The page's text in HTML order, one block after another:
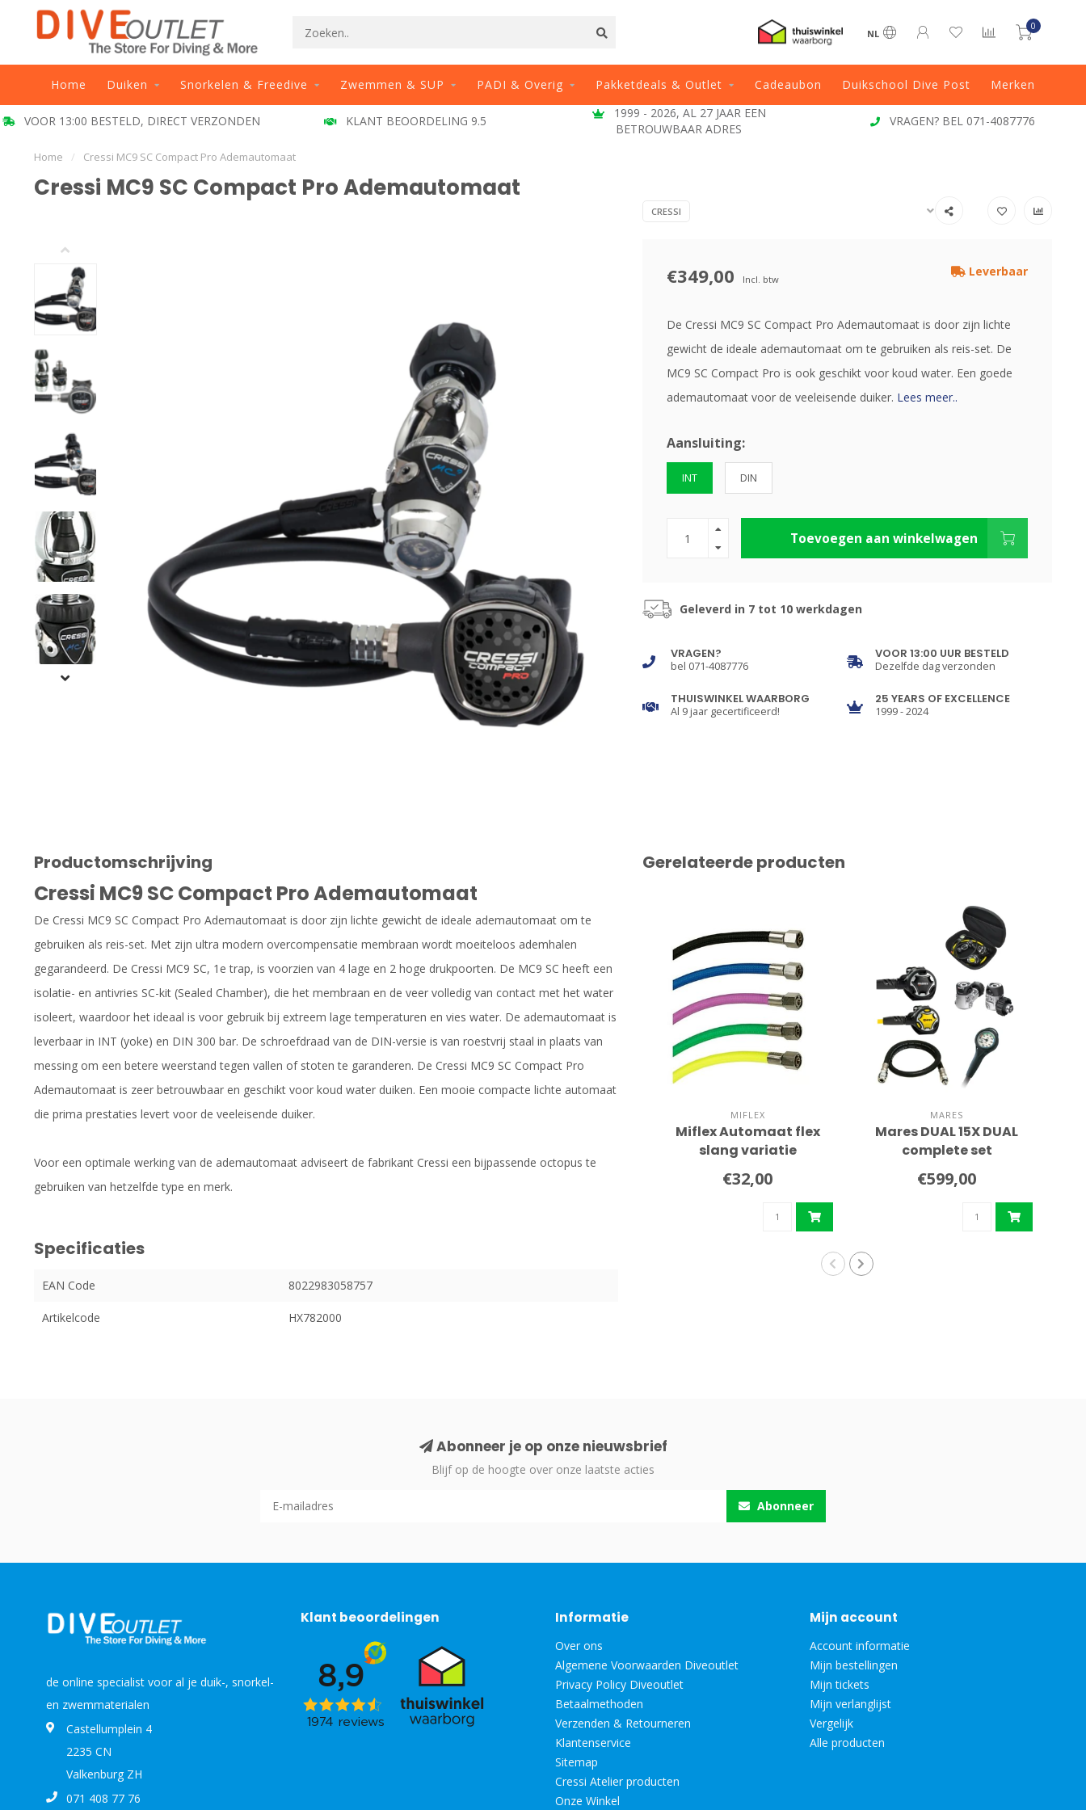
NL
0
Home Duiken Snorkelen & Freedive Zwemmen & SUP PADI & Overig Pakketdeals & Outlet Cadeaubon Duikschool Dive Post Merken
VOOR 13:00 BESTELD, DIRECT VERZONDEN KLANT BEOORDELING 9.5
1999 - 2026, AL 27 JAAR EEN
BETROUWBAAR ADRES
VRAGEN? BEL 071-4087776
Home / Cressi MC9 SC Compact Pro Ademautomaat
Cressi MC9 SC Compact Pro Ademautomaat
CRESSI
€349,00 Incl. btw
Leverbaar
De Cressi MC9 SC Compact Pro Ademautomaat is door zijn lichte
gewicht de ideale ademautomaat om te gebruiken als reis-set. De
MC9 SC Compact Pro is ook geschikt voor koud water. Een goede
ademautomaat voor de veeleisende duiker. Lees meer..
Aansluiting:
INT DIN
Toevoegen aan winkelwagen
Geleverd in 7 tot 10 werkdagen
VRAGEN?
bel 071-4087776
VOOR 13:00 UUR BESTELD
Dezelfde dag verzonden
THUISWINKEL WAARBORG
Al 9 jaar gecertificeerd!
25 YEARS OF EXCELLENCE
1999 - 2024
Productomschrijving
Cressi MC9 SC Compact Pro Ademautomaat
De Cressi MC9 SC Compact Pro Ademautomaat is door zijn lichte gewicht de ideale ademautomaat om te
gebruiken als reis-set. Met zijn ultra modern overcompensatie membraan wordt moeiteloos ademhalen
gegarandeerd. De Cressi MC9 SC, 1e trap, is voorzien van 4 lage en 2 hoge drukpoorten. De MC9 SC heeft een
isolatie- en antivries SC-kit (Sealed Chamber), die het membraan en de veer volledig van contact met het water
isoleert, waardoor het ideaal is voor gebruik bij extreem lage temperaturen en vies water. De ademautomaat is
leverbaar in INT (yoke) en DIN 300 bar. De schroefdraad van de DIN-versie is van roestvrij staal in plaats van
messing om een betere weerstand tegen vallen of stoten te garanderen. De Cressi MC9 SC Compact Pro
Ademautomaat is zeer betrouwbaar en geschikt voor koud water duiken. Een mooie compacte lichte automaat
die prima prestaties levert voor de veeleisende duiker.
Voor een optimale werking van de ademautomaat adviseert de fabrikant Cressi een bijpassende octopus te
gebruiken van hetzelfde type en merk.
Specificaties
EAN Code 8022983058757
Artikelcode HX782000
Gerelateerde producten
MIFLEX
Miflex Automaat flex
slang variatie
€32,00
MARES
Mares DUAL 15X DUAL
complete set
€599,00
Abonneer je op onze nieuwsbrief
Blijf op de hoogte over onze laatste acties
Abonneer
de online specialist voor al je duik-, snorkel-
en zwemmaterialen
Castellumplein 4
2235 CN
Valkenburg ZH
071 408 77 76
Klant beoordelingen Informatie
Over ons
Algemene Voorwaarden Diveoutlet
Privacy Policy Diveoutlet
Betaalmethoden
Verzenden & Retourneren
Klantenservice
Sitemap
Cressi Atelier producten
Onze Winkel
Mijn account
Account informatie
Mijn bestellingen
Mijn tickets
Mijn verlanglijst
Vergelijk
Alle producten